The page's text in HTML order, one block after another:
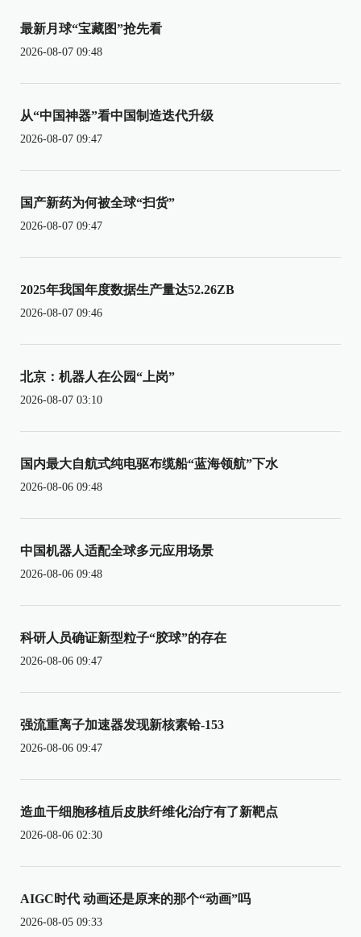
最新月球“宝藏图”抢先看
2026-08-07 09:48
从“中国神器”看中国制造迭代升级
2026-08-07 09:47
国产新药为何被全球“扫货”
2026-08-07 09:47
2025年我国年度数据生产量达52.26ZB
2026-08-07 09:46
北京：机器人在公园“上岗”
2026-08-07 03:10
国内最大自航式纯电驱布缆船“蓝海领航”下水
2026-08-06 09:48
中国机器人适配全球多元应用场景
2026-08-06 09:48
科研人员确证新型粒子“胶球”的存在
2026-08-06 09:47
强流重离子加速器发现新核素铪-153
2026-08-06 09:47
造血干细胞移植后皮肤纤维化治疗有了新靶点
2026-08-06 02:30
AIGC时代 动画还是原来的那个“动画”吗
2026-08-05 09:33